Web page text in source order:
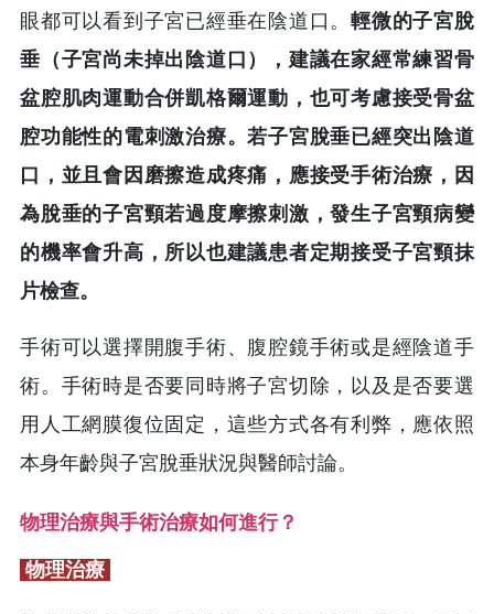
眼都可以看到子宮已經垂在陰道口。輕微的子宮脫
垂（子宮尚未掉出陰道口），建議在家經常練習骨
盆腔肌肉運動合併凱格爾運動，也可考慮接受骨盆
腔功能性的電刺激治療。若子宮脫垂已經突出陰道
口，並且會因磨擦造成疼痛，應接受手術治療，因
為脫垂的子宮頸若過度摩擦刺激，發生子宮頸病變
的機率會升高，所以也建議患者定期接受子宮頸抹
片檢查。
手術可以選擇開腹手術、腹腔鏡手術或是經陰道手
術。手術時是否要同時將子宮切除，以及是否要選
用人工網膜復位固定，這些方式各有利弊，應依照
本身年齡與子宮脫垂狀況與醫師討論。
物理治療與手術治療如何進行？
物理治療